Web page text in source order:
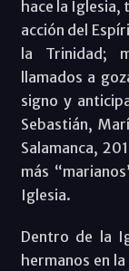
hace la Iglesia,
acción del
la Trinidad;
llamados a
signo y
Sebastián,
Salamanca,
más
Iglesia.
Dentro de la
hermanos en